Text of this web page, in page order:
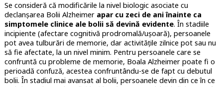
Se consideră că modificările la nivel biologic asociate cu
declanșarea Bolii Alzheimer apar cu zeci de ani înainte ca
simptomele clinice ale bolii să devină evidente. În stadiile
incipiente (afectare cognitivă prodromală/ușoară), persoanele
pot avea tulburări de memorie, dar activitățile zilnice pot sau nu
să fie afectate, la un nivel minim. Pentru persoanele care se
confruntă cu probleme de memorie, Boala Alzheimer poate fi o
perioadă confuză, acestea confruntându-se de fapt cu debutul
bolii. În stadiul mai avansat al bolii, persoanele devin din ce în ce